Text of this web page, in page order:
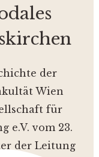
der
Wien
für
e.V. vom 23.
der Leitung